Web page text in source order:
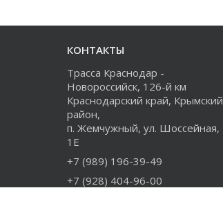
КОНТАКТЫ
Трасса Краснодар -
Новороссийск, 126-й км
Краснодарский край, Крымский
район,
п. Жемчужный, ул. Шоссейная,
1Е
+7 (989) 196-39-49
+7 (928) 404-96-00